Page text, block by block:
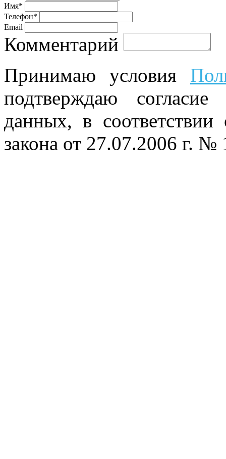
Имя*
Телефон*
Email
Комментарий
Принимаю условия
подтверждаю
данных, в
закона от 27.07.2006 г.